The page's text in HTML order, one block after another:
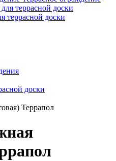
террасной доски
доски
Террапол